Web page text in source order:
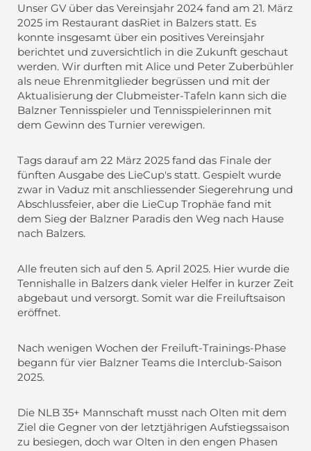
Unser GV über das Vereinsjahr 2024 fand am 21. März
2025 im Restaurant dasRiet in Balzers statt. Es
konnte insgesamt über ein positives Vereinsjahr
berichtet und zuversichtlich in die Zukunft geschaut
werden. Wir durften mit Alice und Peter Zuberbühler
als neue Ehrenmitglieder begrüssen und mit der
Aktualisierung der Clubmeister-Tafeln kann sich die
Balzner Tennisspieler und Tennisspielerinnen mit
dem Gewinn des Turnier verewigen.
Tags darauf am 22 März 2025 fand das Finale der
fünften Ausgabe des LieCup's statt. Gespielt wurde
zwar in Vaduz mit anschliessender Siegerehrung und
Abschlussfeier, aber die LieCup Trophäe fand mit
dem Sieg der Balzner Paradis den Weg nach Hause
nach Balzers.
Alle freuten sich auf den 5. April 2025. Hier wurde die
Tennishalle in Balzers dank vieler Helfer in kurzer Zeit
abgebaut und versorgt. Somit war die Freiluftsaison
eröffnet.
Nach wenigen Wochen der Freiluft-Trainings-Phase
begann für vier Balzner Teams die Interclub-Saison
2025.
Die NLB 35+ Mannschaft musst nach Olten mit dem
Ziel die Gegner von der letztjährigen Aufstiegssaison
zu besiegen, doch war Olten in den engen Phasen